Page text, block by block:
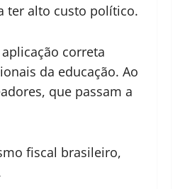
ter alto custo político.
correta
da educação. Ao
que passam a
fiscal brasileiro,